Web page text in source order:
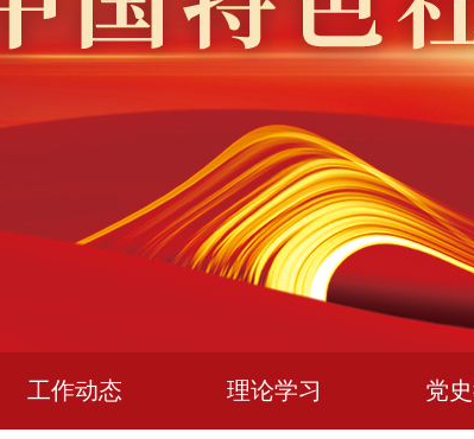
工作动态 理论学习 党